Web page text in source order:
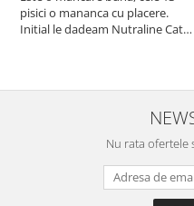
pisici o mananca cu placere.
Initial le dadeam Nutraline Cat
nu o mananca cu placere. Eu
sunt multumit si voi continua cu
Nu rata ofertele